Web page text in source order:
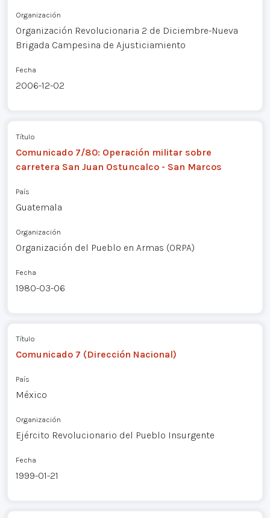
Organización
Organización Revolucionaria 2 de Diciembre-Nueva
Brigada Campesina de Ajusticiamiento
Fecha
2006-12-02
Título
Comunicado 7/80: Operación militar sobre
carretera San Juan Ostuncalco - San Marcos
País
Guatemala
Organización
Organización del Pueblo en Armas (ORPA)
Fecha
1980-03-06
Título
Comunicado 7 (Dirección Nacional)
País
México
Organización
Ejército Revolucionario del Pueblo Insurgente
Fecha
1999-01-21